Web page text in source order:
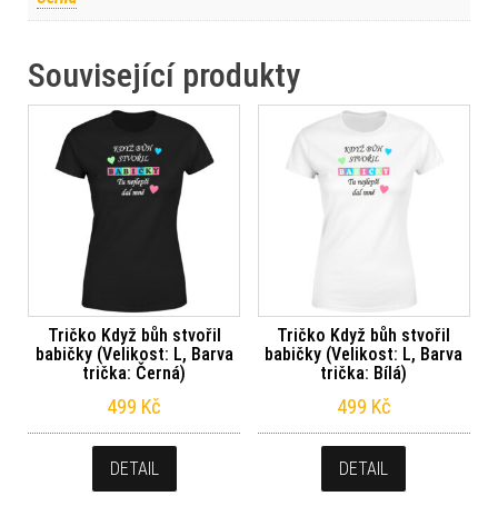
Související produkty
Tričko Když bůh stvořil
babičky (Velikost: L, Barva
trička: Černá)
499 Kč
DETAIL
Tričko Když bůh stvořil
babičky (Velikost: L, Barva
trička: Bílá)
499 Kč
DETAIL